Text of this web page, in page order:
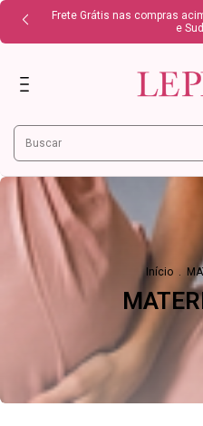
Frete Grátis nas compras
e
Início .